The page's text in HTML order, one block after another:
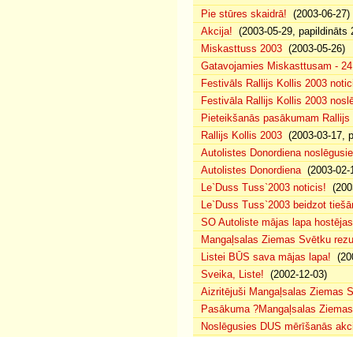
Pie stūres skaidrā! (2003-06-27)
Akcija! (2003-05-29, papildināts
Miskasttuss 2003 (2003-05-26)
Gatavojamies Miskasttusam -
Festivāls Rallijs Kollis 2003
Festivāla Rallijs Kollis 2003
Pieteikšanās pasākumam
Rallijs Kollis 2003 (2003-03-17,
Autolistes Donordiena
Autolistes Donordiena(2003-02-
Le`Duss Tuss`2003 noticis!
Le`Duss Tuss`2003 beidzot
SO Autoliste mājas lapa
Mangaļsalas Ziemas Svētku
Listei BŪS sava mājas lapa!
Sveika, Liste! (2002-12-03)
Aizritējuši Mangaļsalas Ziemas
Pasākuma ?Mangaļsalas
Noslēgusies DUS mērīšanās